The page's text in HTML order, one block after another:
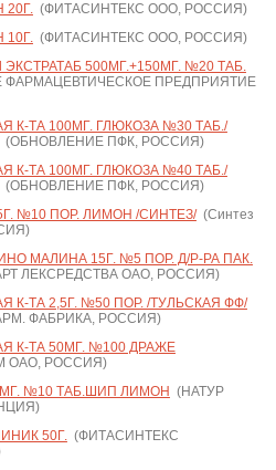
(ФИТАСИНТЕКС ООО, РОССИЯ)
(ФИТАСИНТЕКС ООО, РОССИЯ)
500МГ.+150МГ. №20 ТАБ.
ФАРМАЦЕВТИЧЕСКОЕ ПРЕДПРИЯТИЕ
К-ТА 100МГ. ГЛЮКОЗА №30 ТАБ./
ПФК, РОССИЯ)
К-ТА 100МГ. ГЛЮКОЗА №40 ТАБ./
ПФК, РОССИЯ)
№10 ПОР. ЛИМОН /СИНТЕЗ/(Синтез
МАЛИНА 15Г. №5 ПОР. Д/Р-РА ПАК.
ЛЕКСРЕДСТВА ОАО, РОССИЯ)
К-ТА 2,5Г. №50 ПОР. /ТУЛЬСКАЯ ФФ/
ФАБРИКА, РОССИЯ)
К-ТА 50МГ. №100 ДРАЖЕ
ОАО, РОССИЯ)
№10 ТАБ.ШИП ЛИМОН (НАТУР
50Г.(ФИТАСИНТЕКС